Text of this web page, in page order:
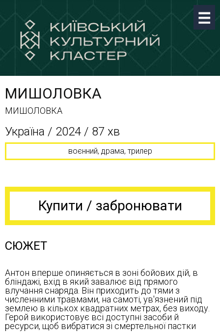
МИШОЛОВКА
МИШОЛОВКА
Україна / 2024 / 87 хв
воєнний, драма, трилер
Купити / забронювати
СЮЖЕТ
Антон вперше опиняється в зоні бойових дій, в
бліндажі, вхід в який завалює від прямого
влучання снаряда. Він приходить до тями з
численними травмами, на самоті, ув'язнений під
землею в кількох квадратних метрах, без виходу.
Герой використовує всі доступні засоби й
ресурси, щоб вибратися зі смертельної пастки